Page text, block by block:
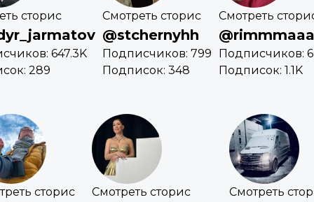
сторис
647.3K
289
Смотреть сторис
@stchernyhh
Подписчиков: 799
Подписок: 348
Смотреть
Подписчиков:
Подписок: 1.1K
сторис Смотреть сторис Смотреть